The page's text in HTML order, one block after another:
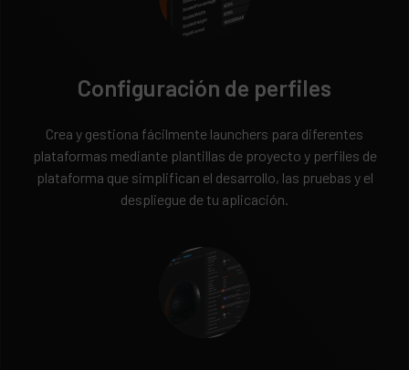
Configuración de perfiles
Crea y gestiona fácilmente launchers para diferentes
plataformas mediante plantillas de proyecto y perfiles de
plataforma que simplifican el desarrollo, las pruebas y el
despliegue de tu aplicación.